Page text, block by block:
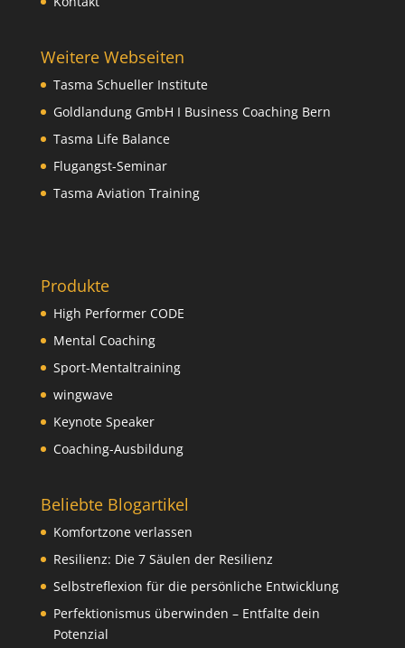
Weitere Webseiten
Tasma Schueller Institute
Goldlandung GmbH I Business Coaching Bern
Tasma Life Balance
Flugangst-Seminar
Tasma Aviation Training
Produkte
High Performer CODE
Mental Coaching
Sport-Mentaltraining
wingwave
Keynote Speaker
Coaching-Ausbildung
Beliebte Blogartikel
Komfortzone verlassen
Resilienz: Die 7 Säulen der Resilienz
Selbstreflexion für die persönliche Entwicklung
Perfektionismus überwinden – Entfalte dein
Potenzial